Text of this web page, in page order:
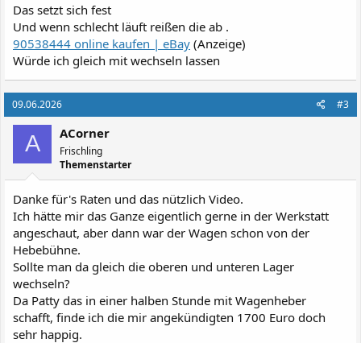
Das setzt sich fest
Und wenn schlecht läuft reißen die ab .
90538444 online kaufen | eBay (Anzeige)
Würde ich gleich mit wechseln lassen
09.06.2026 #3
A ACorner
Frischling
Themenstarter
Danke für's Raten und das nützlich Video.
Ich hätte mir das Ganze eigentlich gerne in der Werkstatt
angeschaut, aber dann war der Wagen schon von der
Hebebühne.
Sollte man da gleich die oberen und unteren Lager
wechseln?
Da Patty das in einer halben Stunde mit Wagenheber
schafft, finde ich die mir angekündigten 1700 Euro doch
sehr happig.